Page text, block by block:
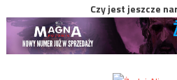
Czy jest jeszcze